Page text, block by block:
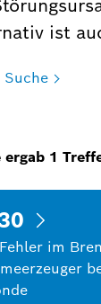
ist
ergab 1
im